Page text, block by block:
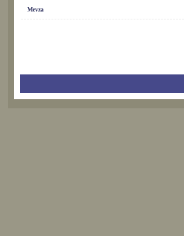
Mevza